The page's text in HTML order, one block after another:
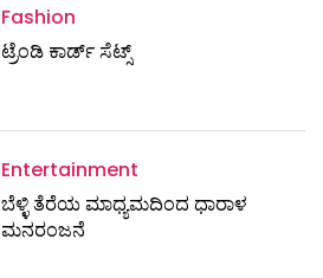
Fashion
ಟ್ರೆಂಡಿ ಕಾರ್ಡ್‌ ಸೆಟ್ಸ್
Entertainment
ಬೆಳ್ಳಿ ತೆರೆಯ ಮಾಧ್ಯಮದಿಂದ ಧಾರಾಳ
ಮನರಂಜನೆ